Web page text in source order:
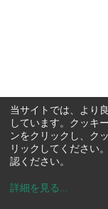
当サイトでは、より
しています。クッキ
ンをクリックし、ク
リックしてください
認ください。
詳細を見る ...